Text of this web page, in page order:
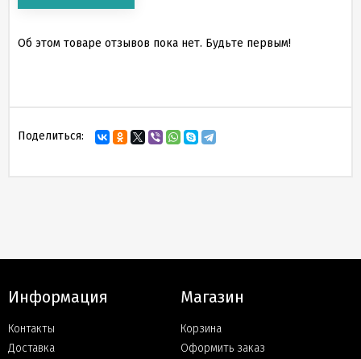
Об этом товаре отзывов пока нет. Будьте первым!
Поделиться:
Информация
Контакты
Доставка
Магазин
Корзина
Оформить заказ